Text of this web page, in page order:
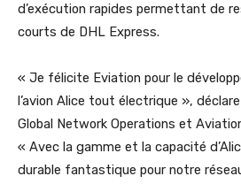
d’exécution rapides permettant de
courts de DHL Express.
« Je félicite Eviation pour le
l’avion Alice tout électrique »,
Global Network Operations et
« Avec la gamme et la capacité
durable fantastique pour notre